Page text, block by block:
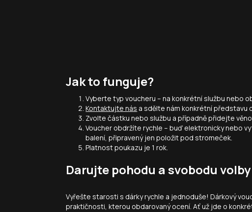
Jak to funguje?
Vyberte typ voucheru – na konkrétní službu nebo
Kontaktujte nás a sdělte nám konkrétní představu
Zvolte částku nebo službu a případně přidejte
Voucher obdržíte rychle – buď elektronicky nebo
balení, připravený jen položit pod stromeček.
Platnost poukazu je 1 rok.
Darujte pohodu a svobodu volby
Vyřešte starosti s dárky rychle a jednoduše! Dárkový
praktičnosti, kterou obdarovaný ocení. Ať už jde o